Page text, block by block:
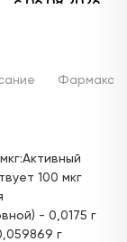
Под заказ: 154
100 мкг
- 0,0175 г
г